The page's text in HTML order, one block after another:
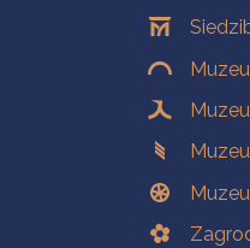
Oddziały